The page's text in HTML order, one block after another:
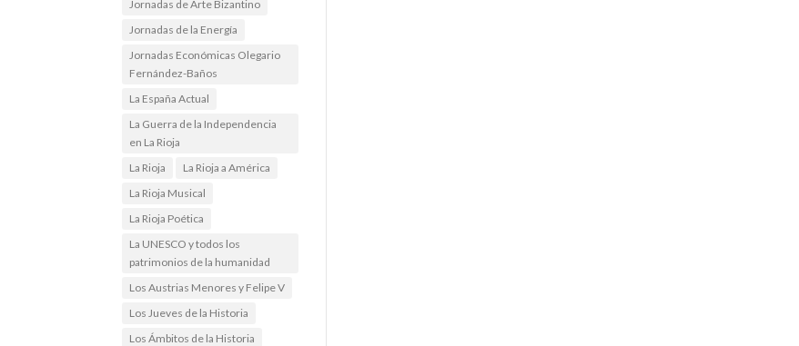
Jornadas de Arte Bizantino
Jornadas de la Energía
Jornadas Económicas Olegario
Fernández-Baños
La España Actual
La Guerra de la Independencia
en La Rioja
La Rioja
La Rioja a América
La Rioja Musical
La Rioja Poética
La UNESCO y todos los
patrimonios de la humanidad
Los Austrias Menores y Felipe V
Los Jueves de la Historia
Los Ámbitos de la Historia